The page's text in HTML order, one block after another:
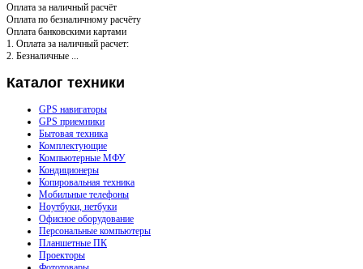
Оплата за наличный расчёт
Оплата по безналичному расчёту
Оплата банковскими картами
1. Оплата за наличный расчет:
2. Безналичные ...
Каталог техники
GPS навигаторы
GPS приемники
Бытовая техника
Комплектующие
Компьютерные МФУ
Кондиционеры
Копировальная техника
Мобильные телефоны
Ноутбуки, нетбуки
Офисное оборудование
Персональные компьютеры
Планшетные ПК
Проекторы